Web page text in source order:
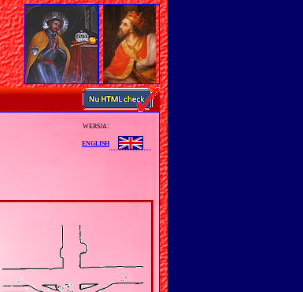
wersja:
english